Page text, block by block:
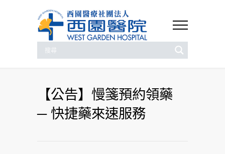
【公告】慢箋預約領藥
─ 快捷藥來速服務